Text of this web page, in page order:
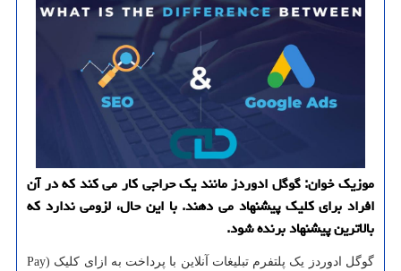
موزیک خوان: گوگل ادوردز مانند یک حراجی کار می کند که در آن
افراد برای کلیک پیشنهاد می دهند. با این حال، لزومی ندارد که
بالاترین پیشنهاد برنده شود.
گوگل ادوردز یک پلتفرم تبلیغات آنلاین با پرداخت به ازای کلیک (Pay